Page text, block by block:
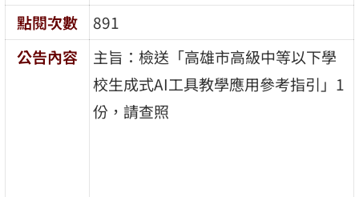
點閱次數
891
公告內容
主旨：檢送「高雄市高級中等以下學
校生成式AI工具教學應用參考指引」1
份，請查照